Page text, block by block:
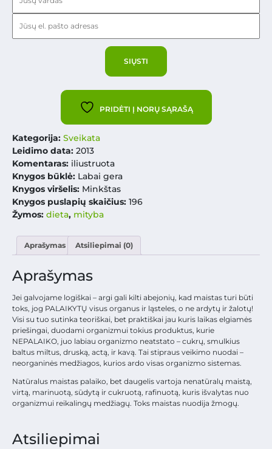
PRIDĖTI Į NORŲ SĄRAŠĄ
Kategorija: Sveikata
Leidimo data: 2013
Komentaras: iliustruota
Knygos būklė: Labai gera
Knygos viršelis: Minkštas
Knygos puslapių skaičius: 196
Žymos: dieta, mityba
Aprašymas Atsiliepimai (0)
Aprašymas
Jei galvojame logiškai – argi gali kilti abejonių, kad maistas turi būti
toks, jog PALAIKYTŲ visus organus ir ląsteles, o ne ardytų ir žalotų!
Visi su tuo sutinka teoriškai, bet praktiškai jau kuris laikas elgiamės
priešingai, duodami organizmui tokius produktus, kurie
NEPALAIKO, juo labiau organizmo neatstato – cukrų, smulkius
baltus miltus, druską, actą, ir kavą. Tai stipraus veikimo nuodai –
neorganinės medžiagos, kurios ardo visas organizmo sistemas.
Natūralus maistas palaiko, bet daugelis vartoja nenatūralų maistą,
virtą, marinuotą, sūdytą ir cukruotą, rafinuotą, kuris išvalytas nuo
organizmui reikalingų medžiagų. Toks maistas nuodija žmogų.
Atsiliepimai